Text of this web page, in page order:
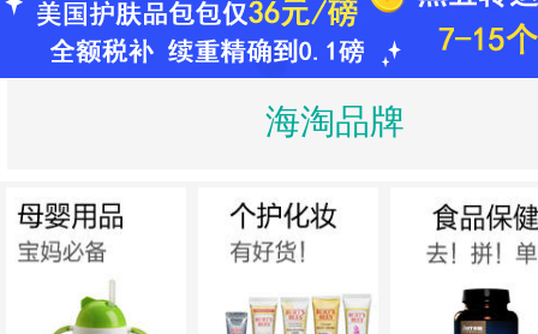
海淘品牌